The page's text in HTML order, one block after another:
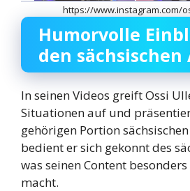
https://www.instagram.com/
Humorvolle
den
In seinen Videos greift Ossi
Situationen auf und
gehörigen Portion
bedient er sich gekonnt des
was seinen Content
macht.